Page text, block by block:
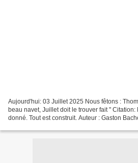
Aujourd'hui: 03 Juillet 2025 Nous fêtons :
beau navet, Juillet doit le trouver fait "
donné. Tout est construit. Auteur : Gaston